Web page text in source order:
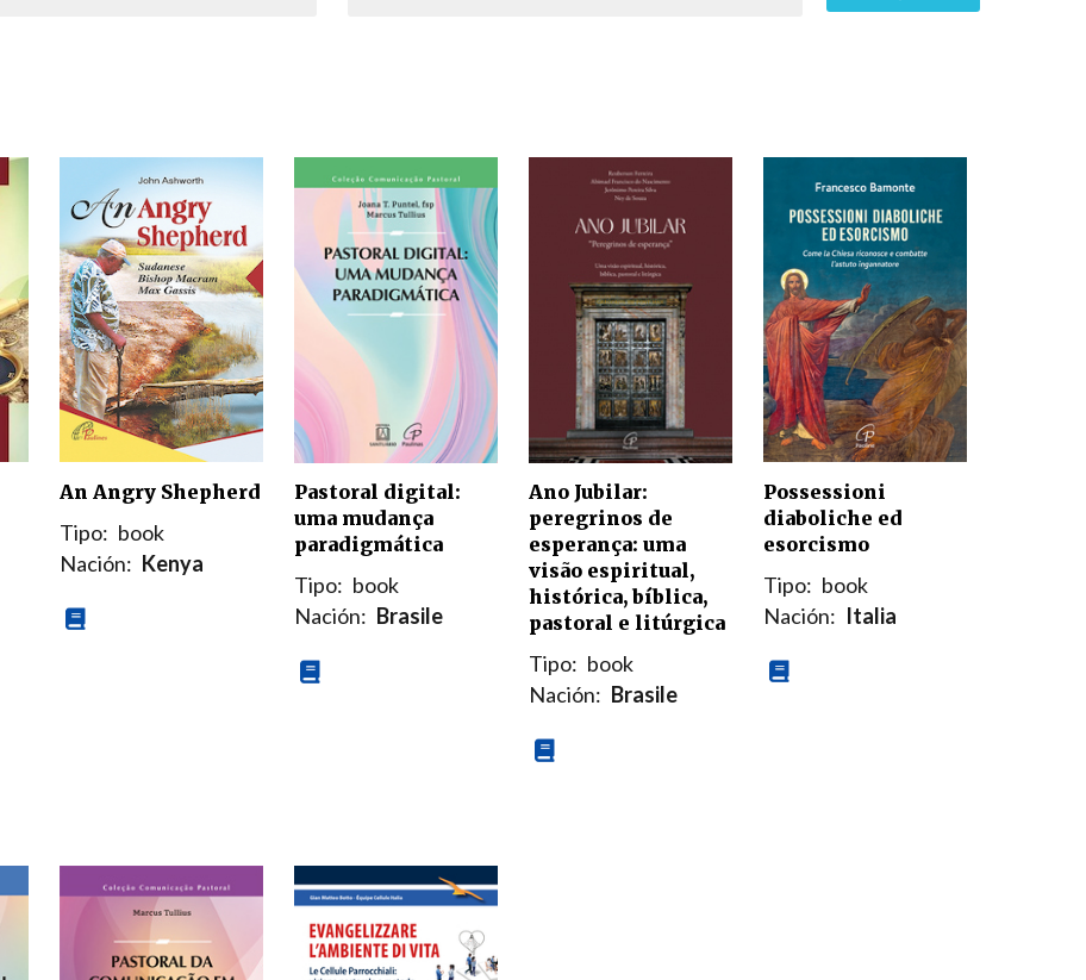
An Angry Shepherd
Tipo: book
Nación: Kenya
Pastoral digital:
uma mudança
paradigmática
Tipo: book
Nación: Brasile
Ano Jubilar:
peregrinos de
esperança: uma
visão espiritual,
histórica, bíblica,
pastoral e litúrgica
Tipo: book
Nación: Brasile
Possessioni
diaboliche ed
esorcismo
Tipo: book
Nación: Italia